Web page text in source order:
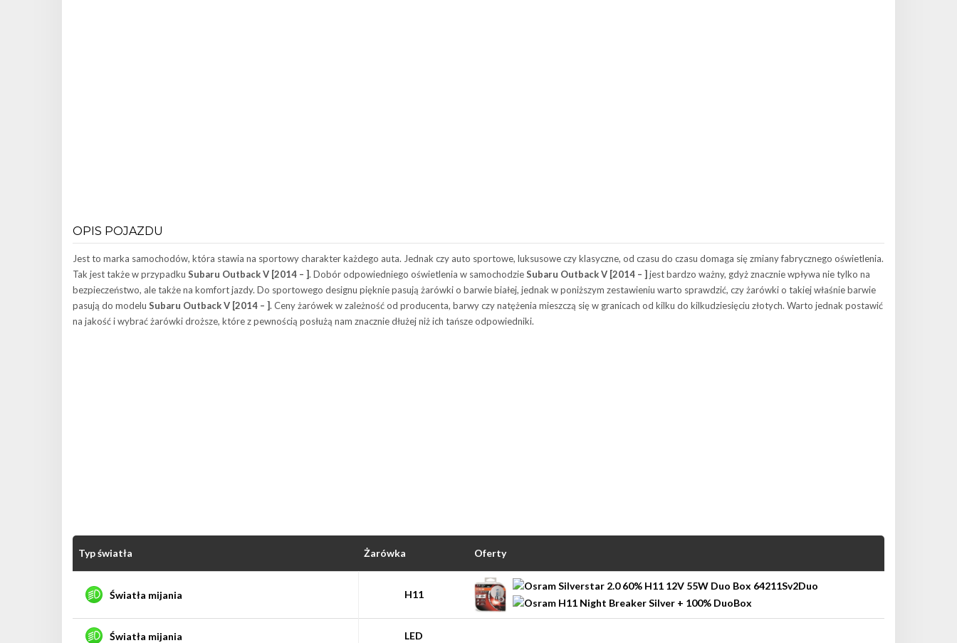
OPIS POJAZDU
Jest to marka samochodów, która stawia na sportowy charakter każdego auta. Jednak czy auto sportowe, luksusowe czy klasyczne, od czasu do czasu domaga się zmiany fabrycznego oświetlenia.
Tak jest także w przypadku Subaru Outback V [2014 – ]. Dobór odpowiedniego oświetlenia w samochodzieSubaru Outback V [2014 – ] jest bardzo ważny, gdyż znacznie wpływa nie tylko na
bezpieczeństwo, ale także na komfort jazdy. Do sportowego designu pięknie pasują żarówki o barwie białej, jednak w poniższym zestawieniu warto sprawdzić, czy żarówki o takiej właśnie barwie
pasują do modelu Subaru Outback V [2014 – ]. Ceny żarówek w zależność od producenta, barwy czy natężenia mieszczą się w granicach od kilku do kilkudziesięciu złotych. Warto jednak postawić
na jakość i wybrać żarówki droższe, które z pewnością posłużą nam znacznie dłużej niż ich tańsze odpowiedniki.
Typ światła Żarówka Oferty
Światła mijania H11
Światła mijania LED